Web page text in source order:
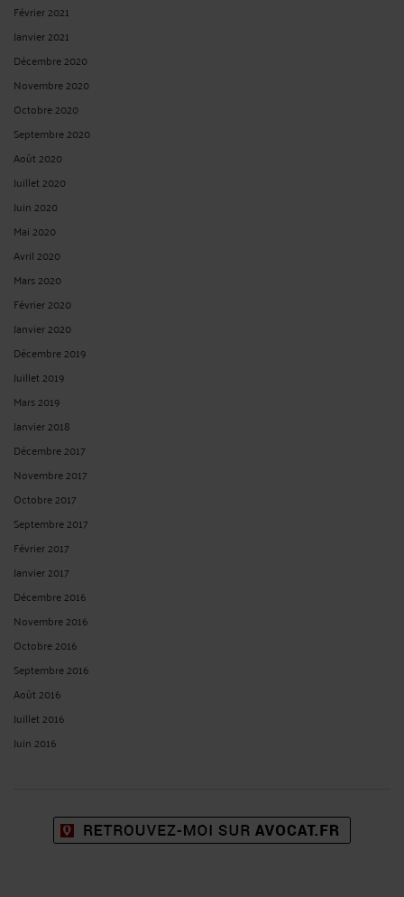
Février 2021
Janvier 2021
Décembre 2020
Novembre 2020
Octobre 2020
Septembre 2020
Août 2020
Juillet 2020
Juin 2020
Mai 2020
Avril 2020
Mars 2020
Février 2020
Janvier 2020
Décembre 2019
Juillet 2019
Mars 2019
Janvier 2018
Décembre 2017
Novembre 2017
Octobre 2017
Septembre 2017
Février 2017
Janvier 2017
Décembre 2016
Novembre 2016
Octobre 2016
Septembre 2016
Août 2016
Juillet 2016
Juin 2016